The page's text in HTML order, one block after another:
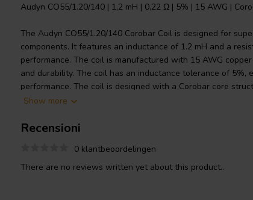
Audyn CO55/1.20/140 | 1,2 mH | 0,22 Ω | 5% | 15 AWG |
The Audyn CO55/1.20/140 Corobar Coil is designed for
components. It features an inductance of 1.2 mH and a
performance. The coil is manufactured with 15 AWG
and durability. The coil has an inductance tolerance of 5%,
performance. The coil is designed with a Corobar core
properties. The coil's wire connection length is 10/40mm,
copper purity of more than 99.99%, this coil guarantees
I.T. Intertechnik article code: 1340932
Show more
Recensioni
0 klantbeoordelingen
There are no reviews written yet about this product..